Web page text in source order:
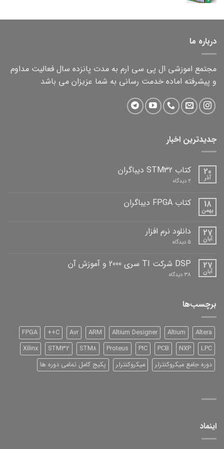
2,000,000 تومان.
1,500,000 تومان.
درباره ما
مجتمع اموزشی ال پی سی ارم به مدت پانزده سال فعالیت مداوم
و پیشرفته اماده خدمت رسانی به شما عزیزان می باشد
جدیدترین اخبار
20
آذر
کتاب STM32 دیباگران
2 دیدگاه برای
دیباگران 18
بهمن
کتاب FPGA دیباگران
کتاب
FPGA
دیباگران
ثبت
نشده 27
آبان
دانلود نرم افزار
5 دیدگاه برای
افزار 27
آبان
DSP شرکت TI سری 2000 و آموزش آن
38 دیدگاه برای
آن
برچسب‌ها
Altera
Altium
Altium Designer
ARM
Avr
C++
FPGA
LPC
NXP
PCB
PIC
Proteus
STM8
STM32
Xilinx
دوره جامع میکروکنترلر
میکروکنترلر پکیج کامل تمامی دوره ها
اینماد